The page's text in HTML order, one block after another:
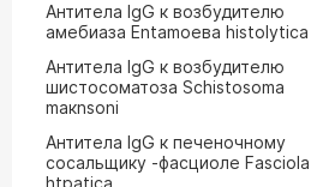
Антитела IgG к возбудителю
амебиаза Entamoeвa histolytica
Антитела IgG к возбудителю
шистосоматоза Schistosoma
maкnsoni
Антитела IgG к печеночному
сосальщику -фасциоле Fasciola
htpatica